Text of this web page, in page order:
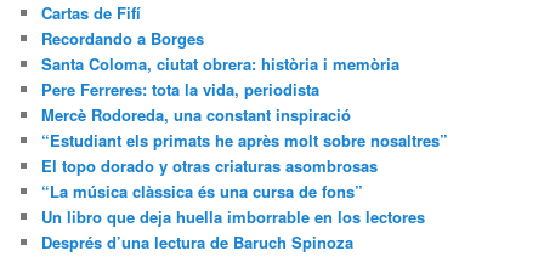
Cartas de Fifí
Recordando a Borges
Santa Coloma, ciutat obrera: història i memòria
Pere Ferreres: tota la vida, periodista
Mercè Rodoreda, una constant inspiració
“Estudiant els primats he après molt sobre nosaltres”
El topo dorado y otras criaturas asombrosas
“La música clàssica és una cursa de fons”
Un libro que deja huella imborrable en los lectores
Després d’una lectura de Baruch Spinoza